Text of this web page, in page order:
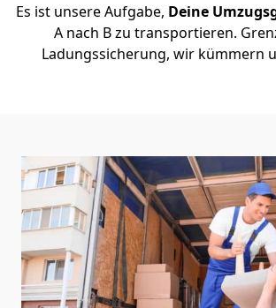
Es ist unsere Aufgabe, Deine
A nach B zu transportieren.
Ladungssicherung, wir kümmern